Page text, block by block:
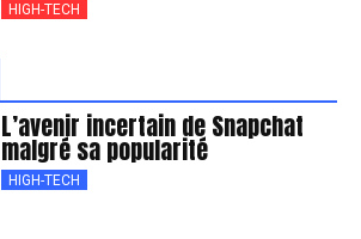
HIGH-TECH
L’avenir incertain de Snapchat
malgré sa popularité
HIGH-TECH